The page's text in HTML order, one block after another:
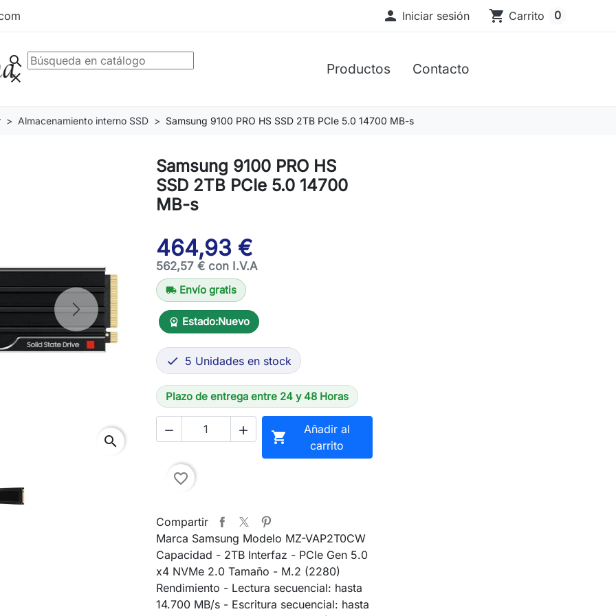
 Iniciar sesión shopping_cart Carrito 0
Productos Contacto
search
clear
Almacenamiento interno SSD Samsung 9100 PRO HS SSD 2TB PCIe 5.0 14700 MB-s
Next
search
Samsung 9100 PRO HS
SSD 2TB PCIe 5.0 14700
MB-s
464,93 €
562,57 € con I.V.A
local_shipping Envío gratis
workspace_premium Estado:Nuevo
 5 Unidades en stock
Plazo de entrega entre 24 y 48 Horas
  
Añadir al
carrito
favorite_border
Compartir
Marca Samsung Modelo MZ-VAP2T0CW
Capacidad - 2TB Interfaz - PCIe Gen 5.0
x4 NVMe 2.0 Tamaño - M.2 (2280)
Rendimiento - Lectura secuencial: hasta
14.700 MB/s - Escritura secuencial: hasta